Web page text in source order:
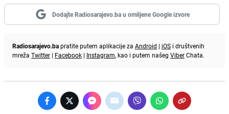
Dodajte Radiosarajevo.ba u omiljene Google izvore
Radiosarajevo.bapratite putem aplikacije za Android | iOS i društvenih
mreža Twitter | Facebook | Instagram, kao i putem našeg ViberChata.